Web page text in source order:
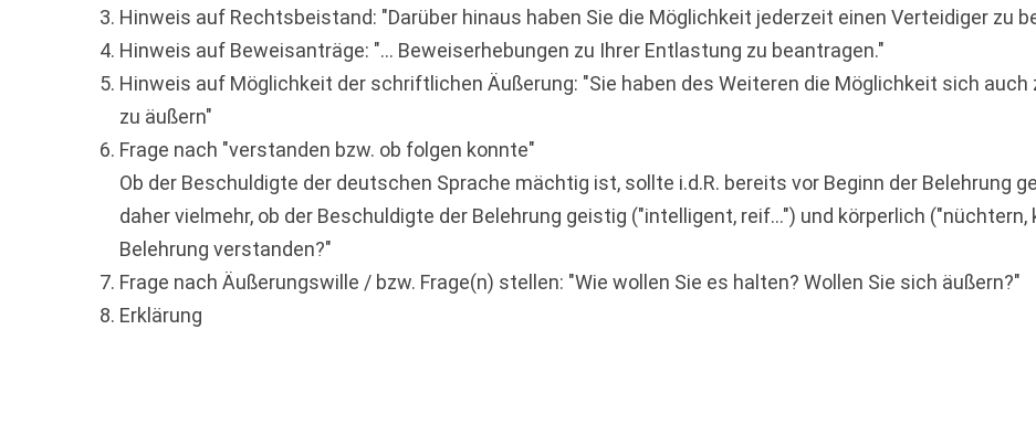
Hinweis auf Rechtsbeistand: "Darüber hinaus haben Sie die Möglichkeit jederzeit einen Verteidiger zu
Hinweis auf Beweisanträge: "... Beweiserhebungen zu Ihrer Entlastung zu beantragen."
Hinweis auf Möglichkeit der schriftlichen Äußerung: "Sie haben des Weiteren die Möglichkeit sich
zu äußern"
Frage nach "verstanden bzw. ob folgen konnte"
Ob der Beschuldigte der deutschen Sprache mächtig ist, sollte i.d.R. bereits vor Beginn der Belehrung
daher vielmehr, ob der Beschuldigte der Belehrung geistig ("intelligent, reif...") und körperlich ("nüchtern,
Belehrung verstanden?"
Frage nach Äußerungswille / bzw. Frage(n) stellen: "Wie wollen Sie es halten? Wollen Sie sich äußern?"
Erklärung